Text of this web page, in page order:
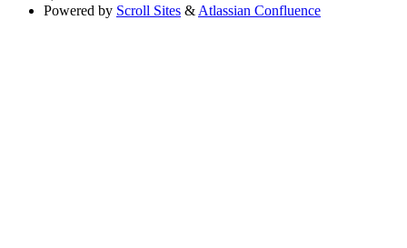
Powered by Scroll Sites &Atlassian Confluence